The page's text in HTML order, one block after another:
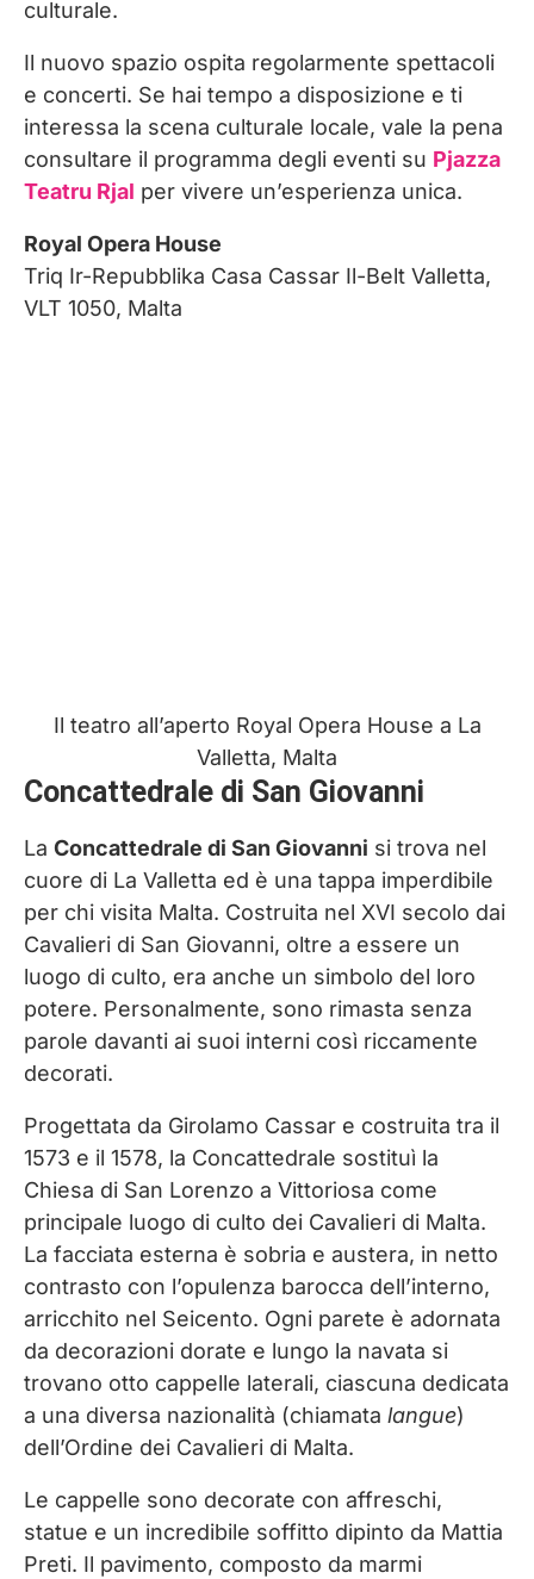
culturale.
Il nuovo spazio ospita regolarmente spettacoli
e concerti. Se hai tempo a disposizione e ti
interessa la scena culturale locale, vale la pena
consultare il programma degli eventi su Pjazza
Teatru Rjal per vivere un’esperienza unica.
Royal Opera House
Triq Ir-Repubblika Casa Cassar Il-Belt Valletta,
VLT 1050, Malta
Il teatro all’aperto Royal Opera House a La
Valletta, Malta
Concattedrale di San Giovanni
La Concattedrale di San Giovanni si trova nel
cuore di La Valletta ed è una tappa imperdibile
per chi visita Malta. Costruita nel XVI secolo dai
Cavalieri di San Giovanni, oltre a essere un
luogo di culto, era anche un simbolo del loro
potere. Personalmente, sono rimasta senza
parole davanti ai suoi interni così riccamente
decorati.
Progettata da Girolamo Cassar e costruita tra il
1573 e il 1578, la Concattedrale sostituì la
Chiesa di San Lorenzo a Vittoriosa come
principale luogo di culto dei Cavalieri di Malta.
La facciata esterna è sobria e austera, in netto
contrasto con l’opulenza barocca dell’interno,
arricchito nel Seicento. Ogni parete è adornata
da decorazioni dorate e lungo la navata si
trovano otto cappelle laterali, ciascuna dedicata
a una diversa nazionalità (chiamata langue)
dell’Ordine dei Cavalieri di Malta.
Le cappelle sono decorate con affreschi,
statue e un incredibile soffitto dipinto da Mattia
Preti. Il pavimento, composto da marmi